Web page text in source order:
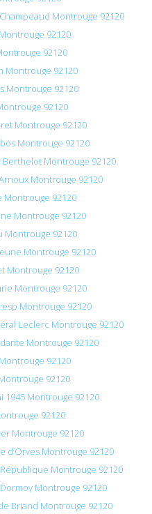
Montrouge 92120
92120
92120
Montrouge 92120
Montrouge 92120
92120
Montrouge 92120
Montrouge 92120
Montrouge 92120
Montrouge 92120
Montrouge 92120
Montrouge 92120
Montrouge 92120
Montrouge 92120
Montrouge 92120
Montrouge 92120
Montrouge 92120
Leclerc Montrouge 92120
Montrouge 92120
92120
92120
1945 Montrouge 92120
92120
Montrouge 92120
d’Orves Montrouge 92120
Montrouge 92120
Montrouge 92120
Briand Montrouge 92120